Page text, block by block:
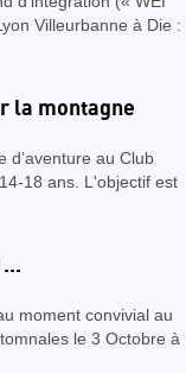
Villeurbanne à Die :
la montagne
d’aventure au Club
18 ans. L'objectif est
moment convivial au
le 3 Octobre à